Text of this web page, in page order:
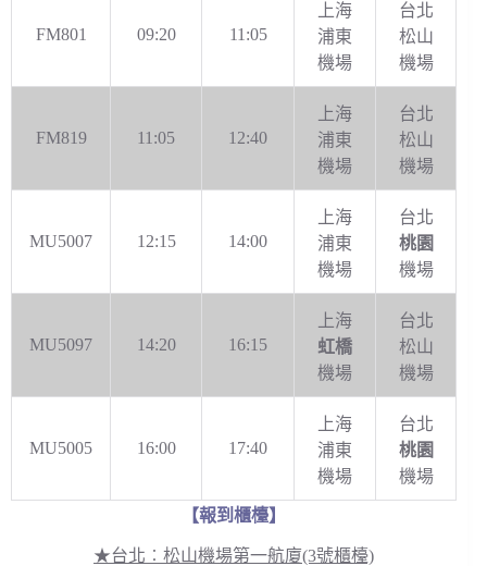
FM801 09:20 11:05
上海
浦東
機場
台北
松山
機場
FM819 11:05 12:40
上海
浦東
機場
台北
松山
機場
MU5007 12:15 14:00
上海
浦東
機場
台北
桃園
機場
MU5097 14:20 16:15
上海
虹橋
機場
台北
松山
機場
MU5005 16:00 17:40
上海
浦東
機場
台北
桃園
機場
【報到櫃檯】
★台北︰松山機場第一航廈(3號櫃檯)